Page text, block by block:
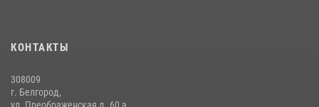
Белгородские росгвардейцы задержали рецидивиста за попытку
кражи из магазина
КОНТАКТЫ
308009
г. Белгород,
ул. Преображенская д. 60 а